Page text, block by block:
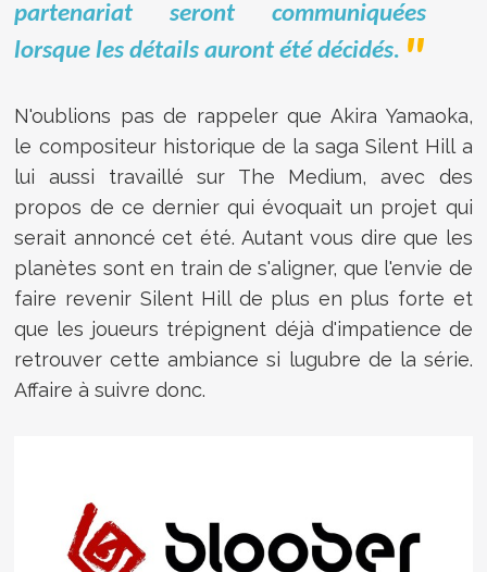
partenariat seront communiquées
lorsque les détails auront été décidés.
N'oublions pas de rappeler que Akira Yamaoka,
le compositeur historique de la saga Silent Hill a
lui aussi travaillé sur The Medium, avec des
propos de ce dernier qui évoquait un projet qui
serait annoncé cet été. Autant vous dire que les
planètes sont en train de s'aligner, que l'envie de
faire revenir Silent Hill de plus en plus forte et
que les joueurs trépignent déjà d'impatience de
retrouver cette ambiance si lugubre de la série.
Affaire à suivre donc.